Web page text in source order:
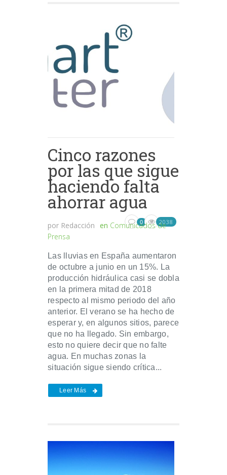
Cinco razones
por las que sigue
haciendo falta
ahorrar agua
por Redacción en Comunicados de
Prensa
0 2038
Las lluvias en España aumentaron
de octubre a junio en un 15%. La
producción hidráulica casi se dobla
en la primera mitad de 2018
respecto al mismo periodo del año
anterior. El verano se ha hecho de
esperar y, en algunos sitios, parece
que no ha llegado. Sin embargo,
esto no quiere decir que no falte
agua. En muchas zonas la
situación sigue siendo crítica...
Leer Más